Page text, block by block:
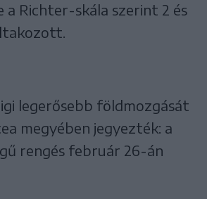
a Richter-skála szerint 2 és
legerősebb földmozgását
megyében jegyezték: a
rengés február 26-án